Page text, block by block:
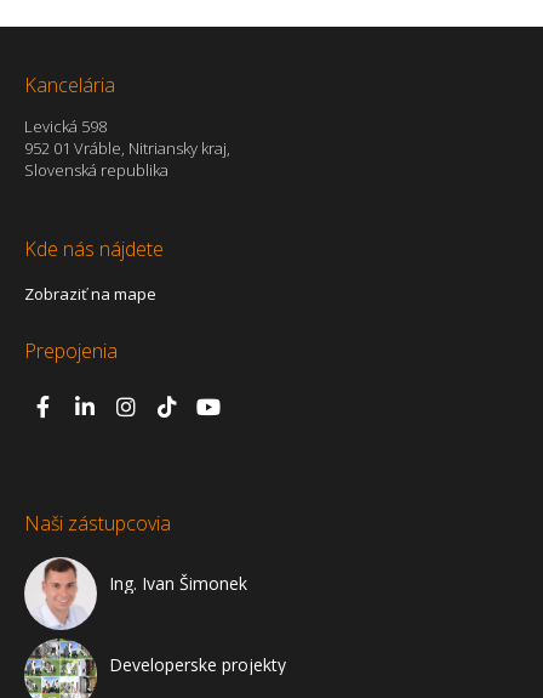
Kancelária
Levická 598
952 01 Vráble, Nitriansky kraj,
Slovenská republika
Kde nás nájdete
Zobraziť na mape
Prepojenia
Naši zástupcovia
Ing. Ivan Šimonek
Developerske projekty